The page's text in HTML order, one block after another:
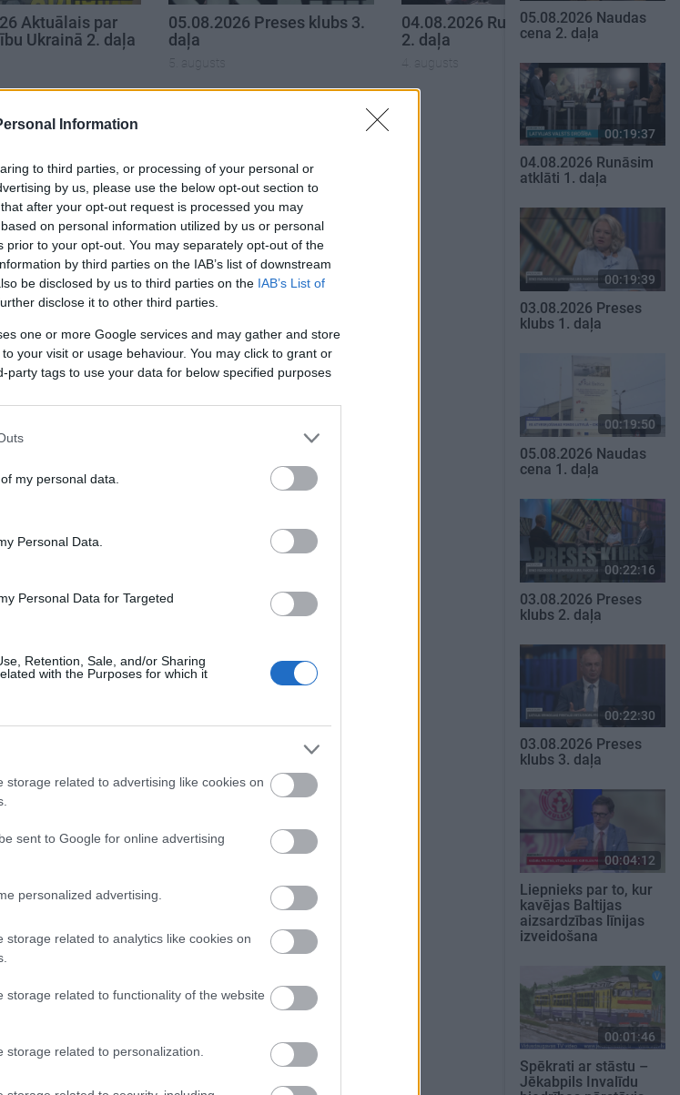
Information
to third parties, or processing of your personal or
by us, please use the below opt-out section to
after your opt-out request is processed you may
on personal information utilized by us or personal
prior to your opt-out. You may separately opt-out of the
by third parties on the IAB’s list of downstream
be disclosed by us to third parties on the IAB’s List of
disclose it to other third parties.
one or more Google services and may gather and store
your visit or usage behaviour. You may click to grant or
party tags to use your data for below specified purposes
my personal data.
Personal Data.
Personal Data for Targeted
Retention, Sale, and/or Sharing
with the Purposes for which it
storage related to advertising like cookies on
sent to Google for online advertising
personalized advertising.
storage related to analytics like cookies on
storage related to functionality of the website
related to personalization.
Aktuālais par
Ukrainā 2. daļa
05.08.2026 Preses klubs 3.
daļa
5. augusts
04.08.2026 Runāsim atklāti
2. daļa
4. augusts
SKATĪT VISUS
05.08.2026 Naudas
cena 2. daļa
00:19:37
04.08.2026 Runāsim
atklāti 1. daļa
00:19:39
03.08.2026 Preses
klubs 1. daļa
00:19:50
05.08.2026 Naudas
cena 1. daļa
00:22:16
03.08.2026 Preses
klubs 2. daļa
00:22:30
03.08.2026 Preses
klubs 3. daļa
00:04:12
Liepnieks par to, kur
kavējas Baltijas
aizsardzības līnijas
izveidošana
00:01:46
Spēkrati ar stāstu –
Jēkabpils Invalīdu